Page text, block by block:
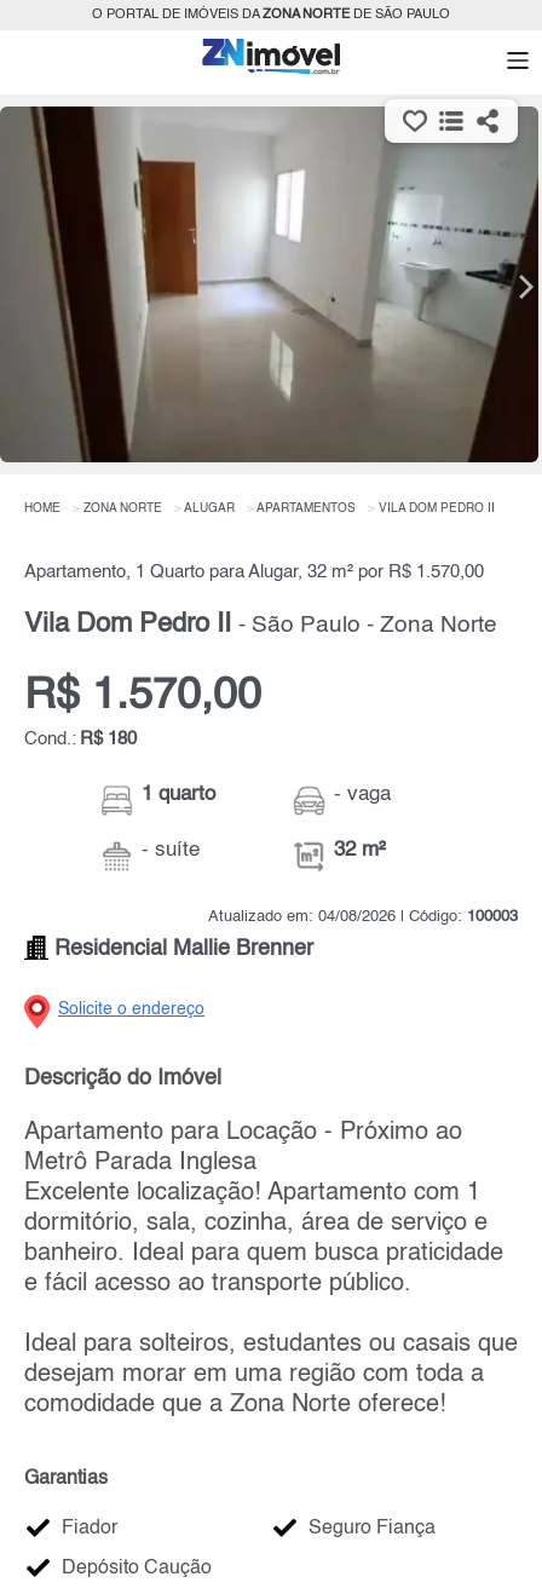
O PORTAL DE IMÓVEIS DAZONA NORTEDE SÃO PAULO
HOME ZONA NORTE ALUGAR APARTAMENTOS VILA DOM PEDRO II
Apartamento, 1 Quarto para Alugar, 32 m² por R$ 1.570,00
Vila Dom Pedro II - São Paulo - Zona Norte
R$ 1.570,00
Cond.: R$ 180
1 quarto
- suíte
- vaga
32 m²
Atualizado em: 04/08/2026 | Código: 100003
Residencial Mallie Brenner
Solicite o endereço
Descrição do Imóvel
Apartamento para Locação - Próximo ao
Metrô Parada Inglesa
Excelente localização! Apartamento com 1
dormitório, sala, cozinha, área de serviço e
banheiro. Ideal para quem busca praticidade
e fácil acesso ao transporte público.
Ideal para solteiros, estudantes ou casais que
desejam morar em uma região com toda a
comodidade que a Zona Norte oferece!
Garantias
Fiador Seguro Fiança
Depósito Caução